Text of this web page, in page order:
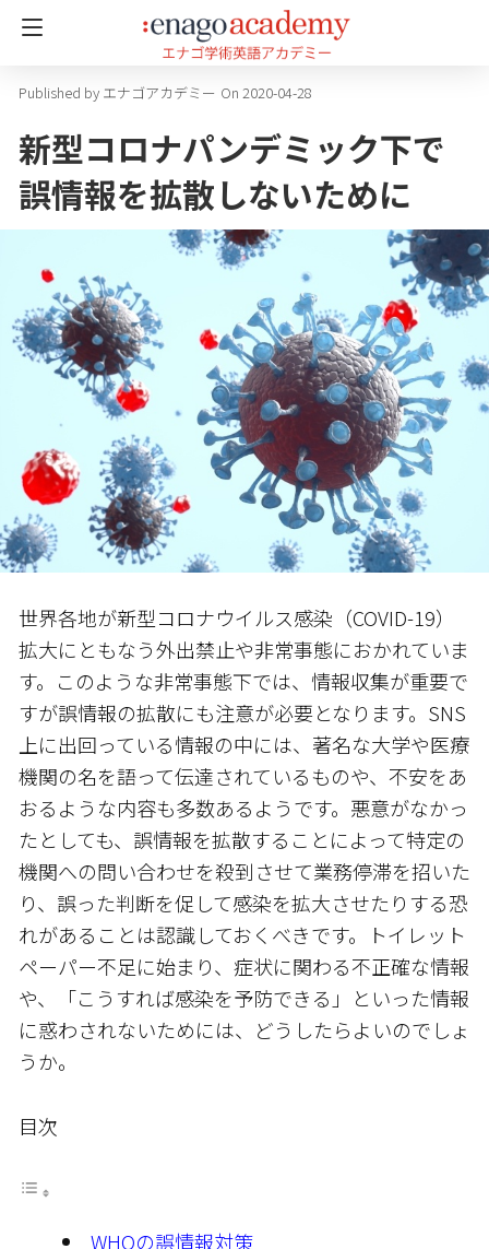
エナゴアカデミー On 2020-04-28
新型コロナパンデミック下で
誤情報を拡散しないために
世界各地が新型コロナウイルス感染（COVID-19）
拡大にともなう外出禁止や非常事態におかれていま
す。このような非常事態下では、情報収集が重要で
すが誤情報の拡散にも注意が必要となります。SNS
上に出回っている情報の中には、著名な大学や医療
機関の名を語って伝達されているものや、不安をあ
おるような内容も多数あるようです。悪意がなかっ
たとしても、誤情報を拡散することによって特定の
機関への問い合わせを殺到させて業務停滞を招いた
り、誤った判断を促して感染を拡大させたりする恐
れがあることは認識しておくべきです。トイレット
ペーパー不足に始まり、症状に関わる不正確な情報
や、「こうすれば感染を予防できる」といった情報
に惑わされないためには、どうしたらよいのでしょ
うか。
目次
WHOの誤情報対策